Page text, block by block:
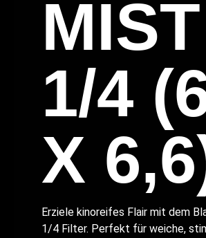
MIST
1/4
X
Erziele kinoreifes Flair mit dem
1/4 Filter. Perfekt für weiche,